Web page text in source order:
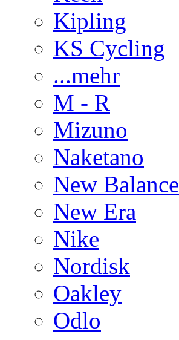
Kipling
KS Cycling
...mehr
M - R
Mizuno
Naketano
New Balance
New Era
Nike
Nordisk
Oakley
Odlo